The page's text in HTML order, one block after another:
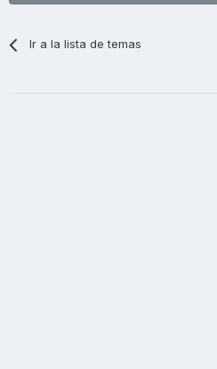
Ir a la lista de temas